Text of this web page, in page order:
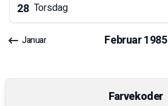
28 Torsdag
Januar Februar1985
Farvekoder